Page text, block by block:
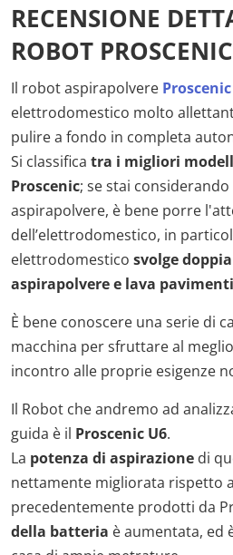
RECENSIONE
ROBOT
Il robot aspirapolvere Proscenic
elettrodomestico molto
pulire a fondo in completa
Si classifica tra i migliori
Proscenic; se stai
aspirapolvere, è bene porre
dell’elettrodomestico, in
elettrodomestico svolge
aspirapolvere e lava pavimenti
È bene conoscere una serie di
macchina per sfruttare al
incontro alle proprie esigenze
Il Robot che andremo ad
guida è il Proscenic U6.
La potenza di aspirazione di
nettamente migliorata rispetto
precedentemente prodotti da
della batteria è aumentata, ed